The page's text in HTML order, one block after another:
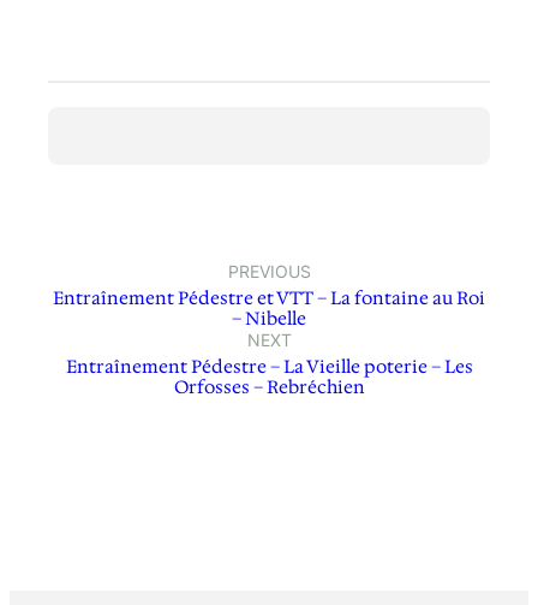
PREVIOUS
Entraînement Pédestre et VTT – La fontaine au Roi
– Nibelle
NEXT
Entraînement Pédestre – La Vieille poterie – Les
Orfosses – Rebréchien